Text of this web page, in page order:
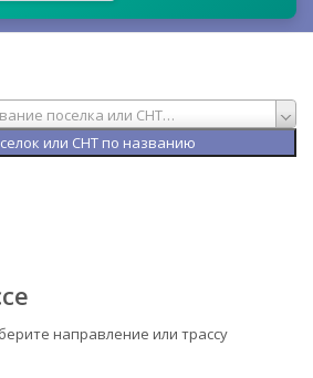
поселка или СНТ…
направление или трассу